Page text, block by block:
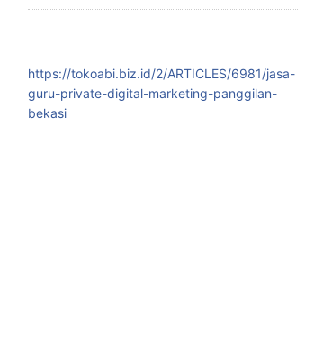
https://tokoabi.biz.id/2/ARTICLES/6981/jasa-
guru-private-digital-marketing-panggilan-
bekasi